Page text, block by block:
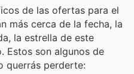
de las ofertas para el
más cerca de la fecha, la
la estrella de este
Estos son algunos de
querrás perderte: